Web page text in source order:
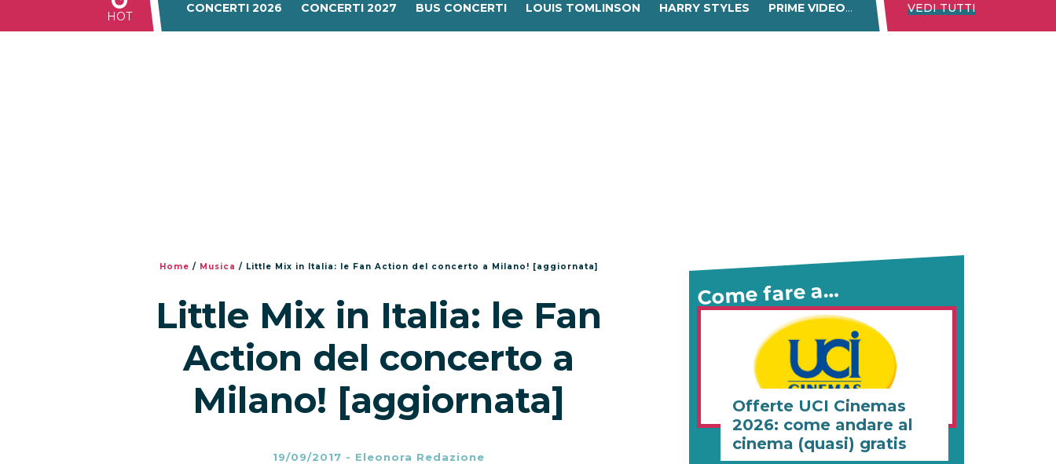
HOT
CONCERTI 2026 CONCERTI 2027 BUS CONCERTI LOUIS TOMLINSON HARRY STYLES PRIME VIDEO DISNEY+ NETFLIX
VEDI TUTTI
Home / Musica / Little Mix in Italia: le Fan Action del concerto a Milano! [aggiornata]
Little Mix in Italia: le Fan
Action del concerto a
Milano! [aggiornata]
19/09/2017 - Eleonora Redazione
Come fare a…
Offerte UCI Cinemas
2026: come andare al
cinema (quasi) gratis